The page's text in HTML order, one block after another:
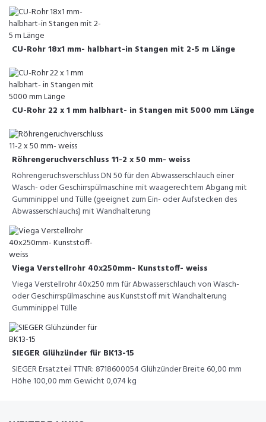
CU-Rohr 18x1 mm- halbhart-in Stangen mit 2-5 m Länge
CU-Rohr 22 x 1 mm halbhart- in Stangen mit 5000 mm Länge
Röhrengeruchverschluss 11-2 x 50 mm- weiss
Röhrengeruchsverschluss DN 50 für den Abwasserschlauch einer
Wasch- oder Geschirrspülmaschine mit waagerechtem Abgang mit
Gumminippel und Tülle (geeignet zum Ein- oder Aufstecken des
Abwasserschlauchs) mit Wandhalterung
Viega Verstellrohr 40x250mm- Kunststoff- weiss
Viega Verstellrohr 40x250 mm für Abwasserschlauch von Wasch-
oder Geschirrspülmaschine aus Kunststoff mit Wandhalterung
Gumminippel Tülle
SIEGER Glühzünder für BK13-15
SIEGER Ersatzteil TTNR: 8718600054 Glühzünder Breite 60,00 mm
Höhe 100,00 mm Gewicht 0,074 kg